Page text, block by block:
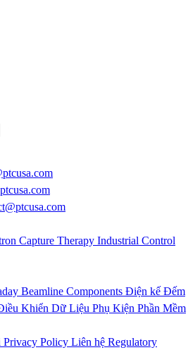
Capture Therapy Industrial Control
Beamline Components Điện kế Đếm
Khiển Dữ Liệu Phụ Kiện Phần Mềm
Privacy Policy Liên hệ Regulatory